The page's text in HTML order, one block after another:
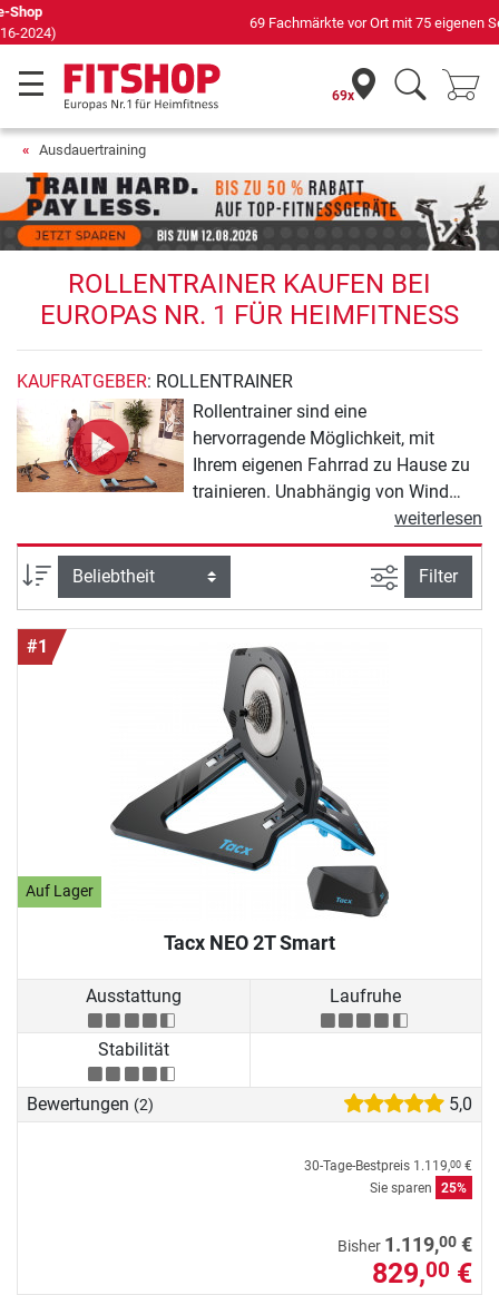
69 Fachmärkte vor Ort mit 75 eigenen Servicetechnikern
69x
Ausdauertraining
ROLLENTRAINER KAUFEN BEI
EUROPAS NR. 1 FÜR HEIMFITNESS
KAUFRATGEBER: ROLLENTRAINER
Rollentrainer sind eine
hervorragende Möglichkeit, mit
Ihrem eigenen Fahrrad zu Hause zu
trainieren. Unabhängig von Wind
und Wetter können Sie so auch in
der kalten Jahreszeit Ihre
Trainingsziele verfolgen.
Rollentrainer gibt es in
verschiedenen Bauweisen. Bei
einigen Modellen fahren Sie mit
Ihrem Fahrrad auf Rollen. Diese
Variante erfordert gute
Balancefähigkeiten, ermöglicht dafür
aber ein sehr natürliches Fahrgefühl.
Darüber hinaus können Sie
Rollentrainer kaufen, bei denen das
Hinterrad Ihres Fahrrades fest
montiert wird. Ein Bremssystem
sorgt in diesem Fall für
authentischen Widerstand.
weiterlesen
Sortierung Ansicht
Filter
#1
Auf Lager
Tacx NEO 2T Smart
Ausstattung Laufruhe
Stabilität
Bewertungen (2) 5,0
30-Tage-Bestpreis 1.119,00 €
Sie sparen
25%
Bisher 1.119,00 €
829,00 €